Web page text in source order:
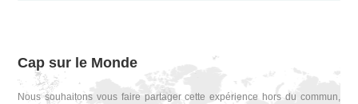
Cap sur le Monde
Nous souhaitons vous faire partager cette expérience hors du commun,